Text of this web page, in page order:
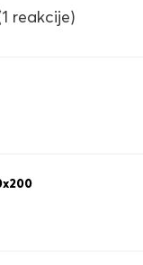
reakcije)